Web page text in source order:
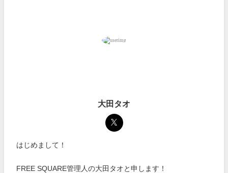
大田タオ
はじめまして！
FREE SQUARE管理人の大田タオと申します！